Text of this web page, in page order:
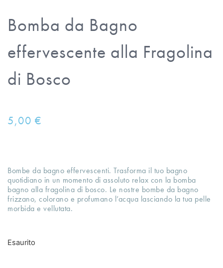
Bomba da Bagno
effervescente alla Fragolina
di Bosco
5,00 €
Bombe da bagno effervescenti. Trasforma il tuo bagno
quotidiano in un momento di assoluto relax con la bomba
bagno alla fragolina di bosco. Le nostre bombe da bagno
frizzano, colorano e profumano l’acqua lasciando la tua pelle
morbida e vellutata.
Esaurito